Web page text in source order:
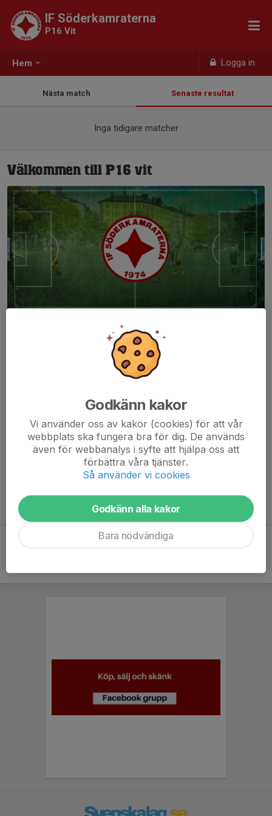
Hem Logga in
IF Söderkamraterna
P16 Vit
Nästa match Senaste resultat
Inga tidigare matcher
Välkommen till P16 vit
Vi tränar tillsvidare tisdagar kl. 18.00 - 19.00 på Sofiaskolans
meddelas allt eftersom.
Vi tar emot nya spelare inför vt 2026
Välkommen att kontakta någon av oss tränare nedan eller kom
förbi Sofia BP på något av våra pass.
Emma Elwin
073-9572233
Godkänn kakor
Vi använder oss av kakor (cookies) för att vår
webbplats ska fungera bra för dig. De används
även för webbanalys i syfte att hjälpa oss att
förbättra våra tjänster.
Så använder vi cookies
Godkänn alla kakor
Bara nödvändiga